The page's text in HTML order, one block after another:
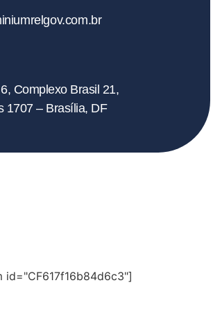
Complexo Brasil 21,
1707 – Brasília, DF
id="CF617f16b84d6c3"]